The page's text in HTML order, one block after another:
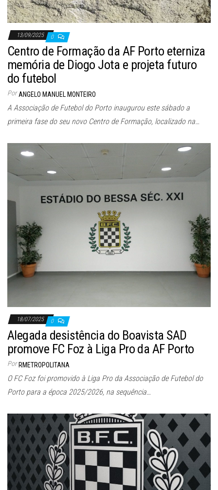
13/09/2025 0
Centro de Formação da AF Porto eterniza
memória de Diogo Jota e projeta futuro
do futebol
Por ANGELO MANUEL MONTEIRO
A Associação de Futebol do Porto inaugurou este sábado a
primeira fase do seu novo Centro de Formação, localizado na…
18/07/2025 0
Alegada desistência do Boavista SAD
promove FC Foz à Liga Pro da AF Porto
Por RMETROPOLITANA
O FC Foz foi promovido à Liga Pro da Associação de Futebol do
Porto para a época 2025/2026, na sequência…